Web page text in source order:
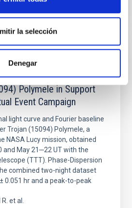
la selección
Denegar
0
and Photometric
Polymele in Support
Event Campaign
light curve and Fourier baseline
Trojan (15094) Polymele, a
NASA Lucy mission, obtained
and May 21─22 UT with the
(TTT). Phase-Dispersion
combined two-night dataset
0.051 hr and a peak-to-peak
et al.